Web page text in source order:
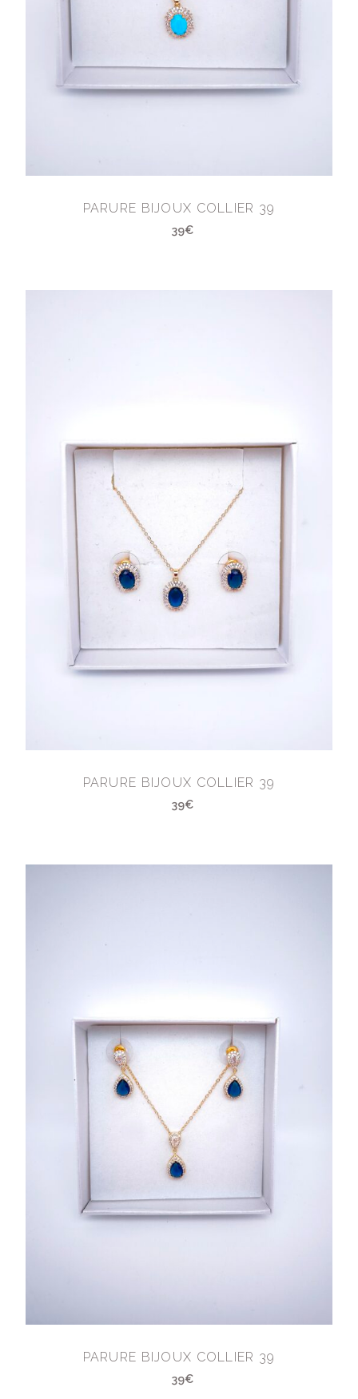
PARURE BIJOUX COLLIER 39
39€
PARURE BIJOUX COLLIER 39
39€
PARURE BIJOUX COLLIER 39
39€